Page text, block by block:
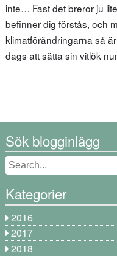
inte… Fast det breror ju
befinner dig förstås, och
klimatförändringarna så
dags att sätta sin vitlök
Sök blogginlägg
Kategorier
2016
2017
2018